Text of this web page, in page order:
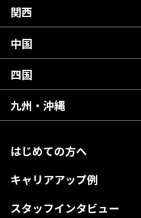
はじめての方へ
キャリアアップ例
スタッフインタビュー
岩手県
宮城県
福島県
群馬県
千葉県
東京都
神奈川県
富山県
石川県
山梨県
長野県
岐阜県
静岡県
愛知県
関西
滋賀県
京都府
大阪府
奈良県
和歌山県
中国
広島県
岡山県
島根県
山口県
四国
愛媛県
徳島県
九州・沖縄